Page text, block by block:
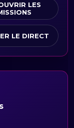
LES
LE DIRECT